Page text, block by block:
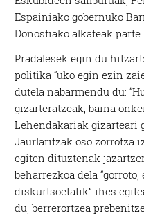
Espainiako gobernuko
Donostiako alkateak parte
Pradalesek egin du
politika “uko egin ezin
dutela nabarmendu du:
gizarteratzeak, baina
Lehendakariak gizarteari
Jaurlaritzak oso zorrotza
egiten dituztenak
beharrezkoa dela
diskurtsoetatik” ihes
du, berrerortzea